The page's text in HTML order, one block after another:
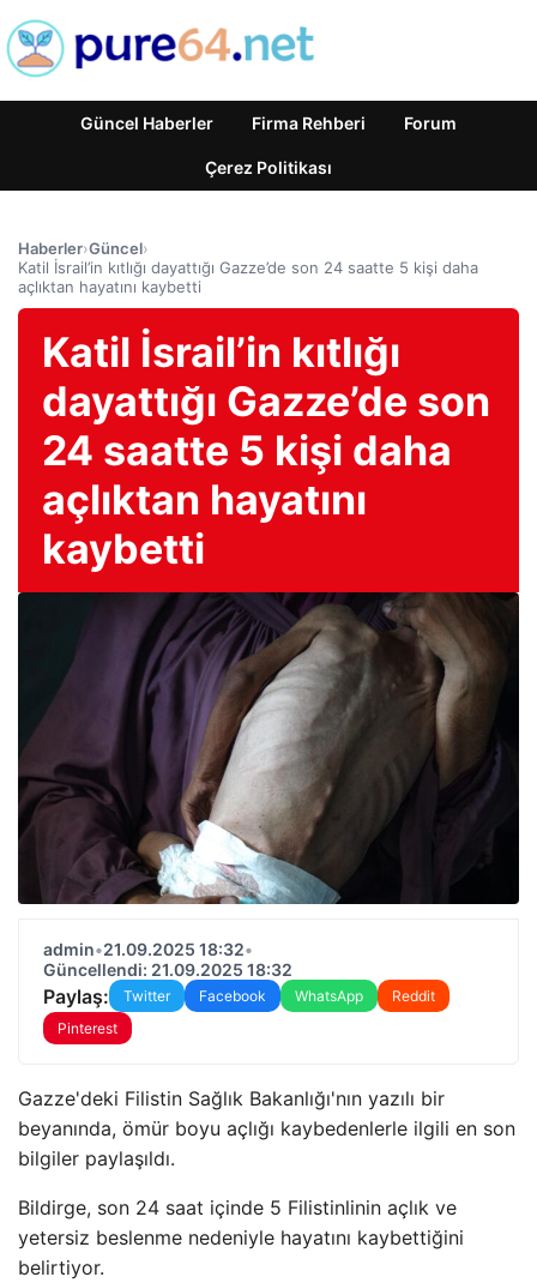
Güncel Haberler Firma Rehberi Forum
Çerez Politikası
Haberler›Güncel›
Katil İsrail’in kıtlığı dayattığı Gazze’de son 24 saatte 5 kişi daha
açlıktan hayatını kaybetti
Katil İsrail’in kıtlığı
dayattığı Gazze’de son
24 saatte 5 kişi daha
açlıktan hayatını
kaybetti
admin•21.09.2025 18:32•
Güncellendi: 21.09.2025 18:32
Paylaş: Twitter Facebook WhatsApp
Reddit
Pinterest
Gazze'deki Filistin Sağlık Bakanlığı'nın yazılı bir
beyanında, ömür boyu açlığı kaybedenlerle ilgili en son
bilgiler paylaşıldı.
Bildirge, son 24 saat içinde 5 Filistinlinin açlık ve
yetersiz beslenme nedeniyle hayatını kaybettiğini
belirtiyor.